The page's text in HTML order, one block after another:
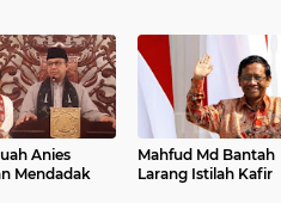
Anies
Mendadak
Mahfud Md Bantah
Larang Istilah Kafir